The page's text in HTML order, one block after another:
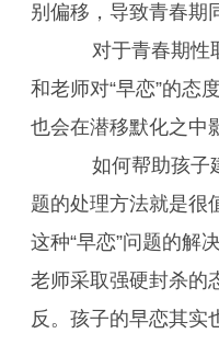
别偏移，导致青春期
对于青春期性
和老师对“早恋”的态
也会在潜移默化之中
如何帮助孩子建
题的处理方法就是很
这种“早恋”问题的解
老师采取强硬封杀的
反。孩子的早恋其实